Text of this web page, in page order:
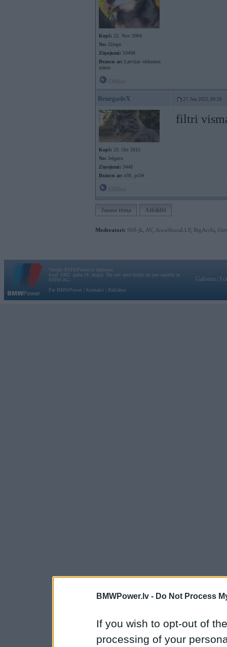
BMWPower.lv - Do Not Process
If you wish to opt-out of
processing of your
Kopš: 22. Nov 2004
No: Zilupe
Ziņojumi: 10498
Braucu ar: Latvijas veiksmes
stāstu
RenegadeX 27. Jun 2022, 09:28
Kopš: 23. Oct 2015
No: Jelgava
Ziņojumi: 3448
Braucu ar: e39, pc34
filtri
Jauna tēma Atbildēt
Moderatori: 968-jk AV AiwaShuraLLP, BigArchi
Vortāls BMWPower.lv darbojas
kopš 2002. gada 14. maija. Tas nav auto klubs un nav saistīts ar
BMW AG.
Par BMWPower
Kontakti Reklāma
Galvena